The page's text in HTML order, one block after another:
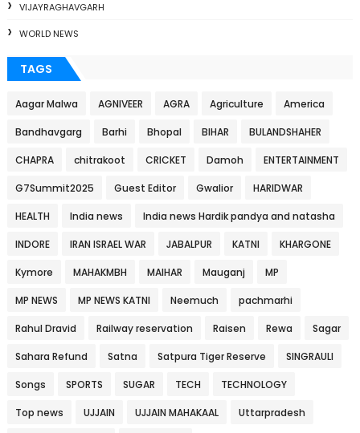
VIJAYRAGHAVGARH
WORLD NEWS
TAGS
Aagar Malwa AGNIVEER AGRA Agriculture America
Bandhavgarg Barhi Bhopal BIHAR BULANDSHAHER
CHAPRA chitrakoot CRICKET Damoh ENTERTAINMENT
G7Summit2025 Guest Editor Gwalior HARIDWAR
HEALTH India news India news Hardik pandya and natasha
INDORE IRAN ISRAEL WAR JABALPUR KATNI KHARGONE
Kymore MAHAKMBH MAIHAR Mauganj MP
MP NEWS MP NEWS KATNI Neemuch pachmarhi
Rahul Dravid Railway reservation Raisen Rewa Sagar
Sahara Refund Satna Satpura Tiger Reserve SINGRAULI
Songs SPORTS SUGAR TECH TECHNOLOGY
Top news UJJAIN UJJAIN MAHAKAAL Uttarpradesh